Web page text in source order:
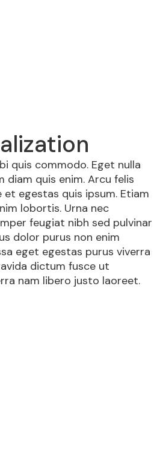
quis commodo. Eget nulla
diam quis enim. Arcu felis
egestas quis ipsum. Etiam
lobortis. Urna nec
feugiat nibh sed pulvinar
dolor purus non enim
eget egestas purus viverra
dictum fusce ut
nam libero justo laoreet.